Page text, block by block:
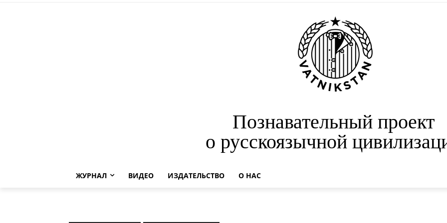
Познавательный проект
о русскоязычной
ЖУРНАЛ ВИДЕО ИЗДАТЕЛЬСТВО О НАС